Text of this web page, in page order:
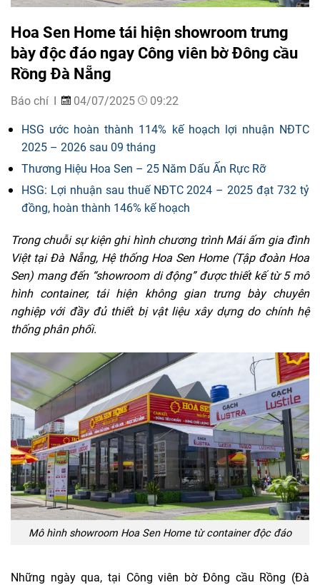
Hoa Sen Home tái hiện showroom trưng
bày độc đáo ngay Công viên bờ Đông cầu
Rồng Đà Nẵng
Báo chí 04/07/2025
09:22
HSG ước hoàn thành 114% kế hoạch lợi nhuận NĐTC
2025 – 2026 sau 09 tháng
Thương Hiệu Hoa Sen – 25 Năm Dấu Ấn Rực Rỡ
HSG: Lợi nhuận sau thuế NĐTC 2024 – 2025 đạt 732 tỷ
đồng, hoàn thành 146% kế hoạch
Trong chuỗi sự kiện ghi hình chương trình Mái ấm gia đình
Việt tại Đà Nẵng, Hệ thống Hoa Sen Home (Tập đoàn Hoa
Sen) mang đến “showroom di động” được thiết kế từ 5 mô
hình container, tái hiện không gian trưng bày chuyên
nghiệp với đầy đủ thiết bị vật liệu xây dựng do chính hệ
thống phân phối.
Mô hình showroom Hoa Sen Home từ container độc đáo
Những ngày qua, tại Công viên bờ Đông cầu Rồng (Đà